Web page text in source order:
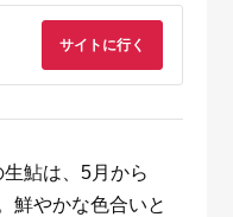
楽天ふるさと納
干柿 干し柿
ドラフルー
18,000
出典：ANAのふるさ
香川県 多度津町
サイトに行く
鮎は、5月から
鮮やかな色合いと